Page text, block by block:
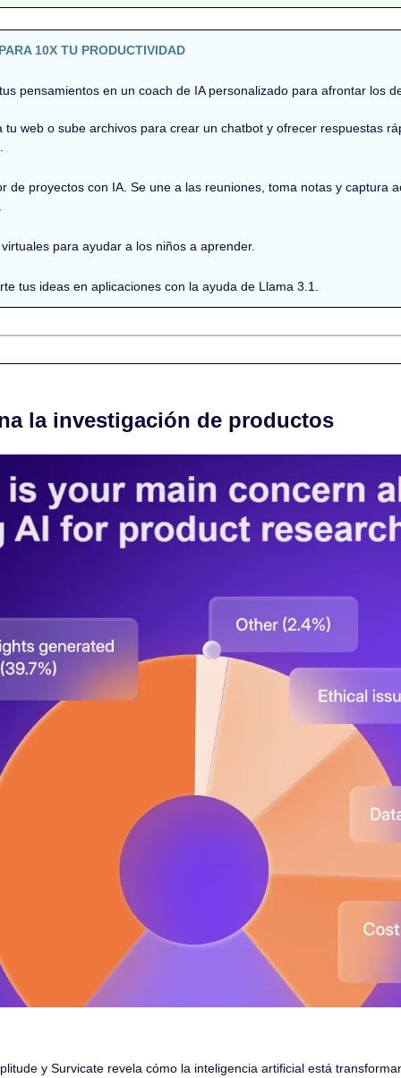
10X TU PRODUCTIVIDAD
pensamientos en un coach de IA personalizado para afrontar los
tu web o sube archivos para crear un chatbot y ofrecer respuestas
de proyectos con IA. Se une a las reuniones, toma notas y captura
para ayudar a los niños a aprender.
tus ideas en aplicaciones con la ayuda de Llama 3.1.
la investigación de productos
y Survicate revela cómo la inteligencia artificial está